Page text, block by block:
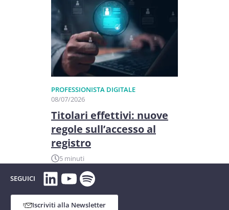
PROFESSIONISTA DIGITALE
08/07/2026
Titolari effettivi: nuove
regole sull’accesso al
registro
5 minuti
SEGUICI LinkedIn
YouTube
Spotify
Iscriviti alla Newsletter